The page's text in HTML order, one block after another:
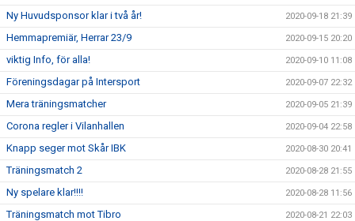
Ny Huvudsponsor klar i två år! 2020-09-18 21:39
Hemmapremiär, Herrar 23/9 2020-09-15 20:20
viktig Info, för alla! 2020-09-10 11:08
Föreningsdagar på Intersport 2020-09-07 22:32
Mera träningsmatcher 2020-09-05 21:39
Corona regler i Vilanhallen 2020-09-04 22:58
Knapp seger mot Skår IBK 2020-08-30 20:41
Träningsmatch 2 2020-08-28 21:55
Ny spelare klar!!!! 2020-08-28 11:56
Träningsmatch mot Tibro 2020-08-21 22:03